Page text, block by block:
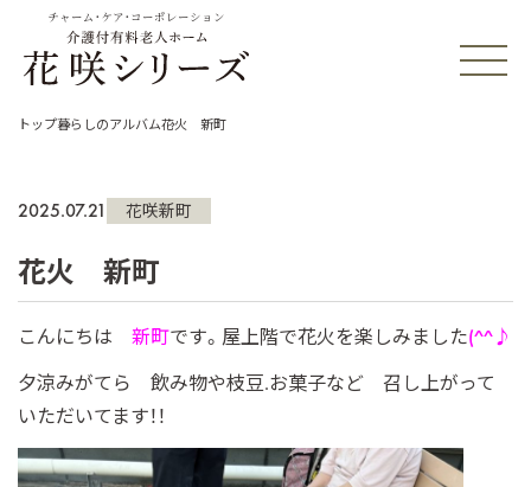
チャーム・ケア・コーポレーション
トップ暮らしのアルバム花火 新町
2025.07.21 花咲新町
花火 新町
こんにちは 新町です。屋上階で花火を楽しみました(^^♪
夕涼みがてら 飲み物や枝豆.お菓子など 召し上がって
いただいてます！！